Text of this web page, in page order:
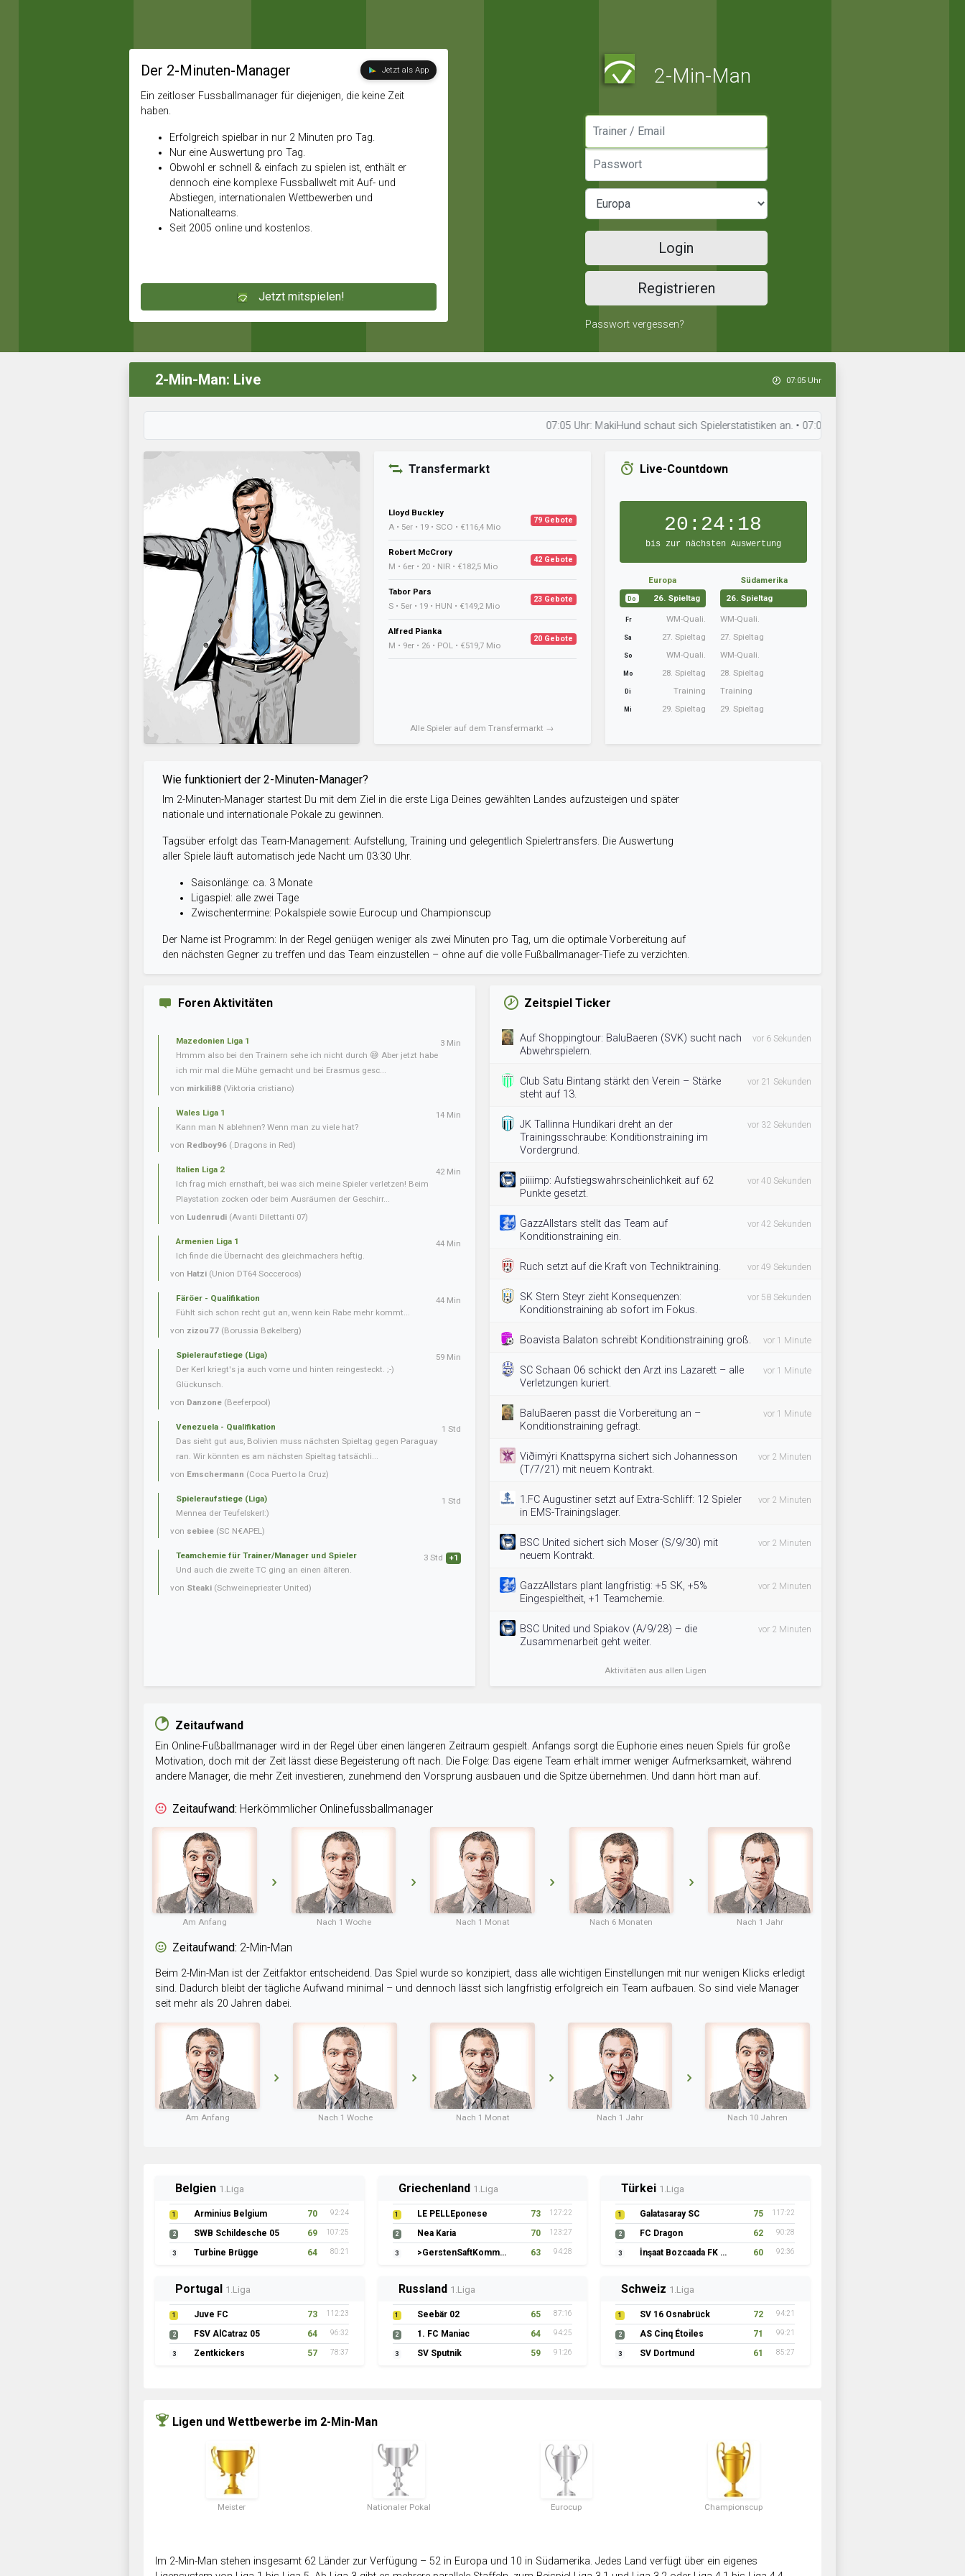
Der 2-Minuten-Manager Jetzt als App
Ein zeitloser Fussballmanager für diejenigen, die keine Zeit
haben.
Erfolgreich spielbar in nur 2 Minuten pro Tag.
Nur eine Auswertung pro Tag.
Obwohl er schnell & einfach zu spielen ist, enthält er
dennoch eine komplexe Fussballwelt mit Auf- und
Abstiegen, internationalen Wettbewerben und
Nationalteams.
Seit 2005 online und kostenlos.
Jetzt mitspielen!
2-Min-Man
Login
Registrieren
Passwort vergessen?
2-Min-Man: Live 07:05 Uhr
07:05 Uhr: MakiHund schaut sich Spielerstatistiken an. • 07:05 Uhr: Samba Kickers hat die
Transfermarkt
Lloyd Buckley
A • 5er • 19 • SCO • €116,4 Mio
79 Gebote
Robert McCrory
M • 6er • 20 • NIR • €182,5 Mio
42 Gebote
Tabor Pars
S • 5er • 19 • HUN • €149,2 Mio
23 Gebote
Alfred Pianka
M • 9er • 26 • POL • €519,7 Mio
20 Gebote
Alle Spieler auf dem Transfermarkt →
Live-Countdown
20:24:17
bis zur nächsten Auswertung
Europa
Do 26. Spieltag
Fr WM-Quali.
Sa 27. Spieltag
So WM-Quali.
Mo 28. Spieltag
Di Training
Mi 29. Spieltag
Südamerika
26. Spieltag
WM-Quali.
27. Spieltag
WM-Quali.
28. Spieltag
Training
29. Spieltag
Wie funktioniert der 2-Minuten-Manager?
Im 2-Minuten-Manager startest Du mit dem Ziel in die erste Liga Deines gewählten Landes aufzusteigen und später
nationale und internationale Pokale zu gewinnen.
Tagsüber erfolgt das Team-Management: Aufstellung, Training und gelegentlich Spielertransfers. Die Auswertung
aller Spiele läuft automatisch jede Nacht um 03:30 Uhr.
Saisonlänge: ca. 3 Monate
Ligaspiel: alle zwei Tage
Zwischentermine: Pokalspiele sowie Eurocup und Championscup
Der Name ist Programm: In der Regel genügen weniger als zwei Minuten pro Tag, um die optimale Vorbereitung auf
den nächsten Gegner zu treffen und das Team einzustellen – ohne auf die volle Fußballmanager-Tiefe zu verzichten.
Foren Aktivitäten
Mazedonien Liga 1
Hmmm also bei den Trainern sehe ich nicht durch 😅 Aber jetzt habe
ich mir mal die Mühe gemacht und bei Erasmus gesc...
von mirkili88 (Viktoria cristiano)
3 Min
Wales Liga 1
Kann man N ablehnen? Wenn man zu viele hat?
von Redboy96 (.Dragons in Red)
14 Min
Italien Liga 2
Ich frag mich ernsthaft, bei was sich meine Spieler verletzen! Beim
Playstation zocken oder beim Ausräumen der Geschirr...
von Ludenrudi (Avanti Dilettanti 07)
42 Min
Armenien Liga 1
Ich finde die Übernacht des gleichmachers heftig.
von Hatzi (Union DT64 Socceroos)
44 Min
Färöer - Qualifikation
Fühlt sich schon recht gut an, wenn kein Rabe mehr kommt...
von zizou77 (Borussia Bøkelberg)
44 Min
Spieleraufstiege (Liga)
Der Kerl kriegt's ja auch vorne und hinten reingesteckt. ;-)
Glückunsch.
von Danzone (Beeferpool)
59 Min
Venezuela - Qualifikation
Das sieht gut aus, Bolivien muss nächsten Spieltag gegen Paraguay
ran. Wir könnten es am nächsten Spieltag tatsächli...
von Emschermann (Coca Puerto la Cruz)
1 Std
Spieleraufstiege (Liga)
Mennea der Teufelskerl:)
von sebiee (SC N€APEL)
1 Std
Teamchemie für Trainer/Manager und Spieler
Und auch die zweite TC ging an einen älteren.
von Steaki (Schweinepriester United)
3 Std +1
Zeitspiel Ticker
Auf Shoppingtour: BaluBaeren (SVK) sucht nach
Abwehrspielern.
vor 6 Sekunden
Club Satu Bintang stärkt den Verein – Stärke
steht auf 13.
vor 21 Sekunden
JK Tallinna Hundikari dreht an der
Trainingsschraube: Konditionstraining im
Vordergrund.
vor 32 Sekunden
piiiimp: Aufstiegswahrscheinlichkeit auf 62
Punkte gesetzt.
vor 40 Sekunden
GazzAllstars stellt das Team auf
Konditionstraining ein.
vor 42 Sekunden
Ruch setzt auf die Kraft von Techniktraining. vor 49 Sekunden
SK Stern Steyr zieht Konsequenzen:
Konditionstraining ab sofort im Fokus.
vor 58 Sekunden
Boavista Balaton schreibt Konditionstraining groß. vor 1 Minute
SC Schaan 06 schickt den Arzt ins Lazarett – alle
Verletzungen kuriert.
vor 1 Minute
BaluBaeren passt die Vorbereitung an –
Konditionstraining gefragt.
vor 1 Minute
Viðimýri Knattspyrna sichert sich Johannesson
(T/7/21) mit neuem Kontrakt.
vor 2 Minuten
1.FC Augustiner setzt auf Extra-Schliff: 12 Spieler
in EMS-Trainingslager.
vor 2 Minuten
BSC United sichert sich Moser (S/9/30) mit
neuem Kontrakt.
vor 2 Minuten
GazzAllstars plant langfristig: +5 SK, +5%
Eingespieltheit, +1 Teamchemie.
vor 2 Minuten
BSC United und Spiakov (A/9/28) – die
Zusammenarbeit geht weiter.
vor 2 Minuten
Aktivitäten aus allen Ligen
Zeitaufwand
Ein Online-Fußballmanager wird in der Regel über einen längeren Zeitraum gespielt. Anfangs sorgt die Euphorie eines neuen Spiels für große
Motivation, doch mit der Zeit lässt diese Begeisterung oft nach. Die Folge: Das eigene Team erhält immer weniger Aufmerksamkeit, während
andere Manager, die mehr Zeit investieren, zunehmend den Vorsprung ausbauen und die Spitze übernehmen. Und dann hört man auf.
Zeitaufwand: Herkömmlicher Onlinefussballmanager
Am Anfang Nach 1 Woche Nach 1 Monat Nach 6 Monaten Nach 1 Jahr
Zeitaufwand: 2-Min-Man
Beim 2-Min-Man ist der Zeitfaktor entscheidend. Das Spiel wurde so konzipiert, dass alle wichtigen Einstellungen mit nur wenigen Klicks erledigt
sind. Dadurch bleibt der tägliche Aufwand minimal – und dennoch lässt sich langfristig erfolgreich ein Team aufbauen. So sind viele Manager
seit mehr als 20 Jahren dabei.
Am Anfang Nach 1 Woche Nach 1 Monat Nach 1 Jahr Nach 10 Jahren
Belgien 1.Liga
1 Arminius Belgium 70 92:24
2 SWB Schildesche 05 69 107:25
3 Turbine Brügge 64 80:21
Griechenland 1.Liga
1 LE PELLEponese 73 127:22
2 Nea Karia 70 123:27
3 >GerstenSaftKommando 63 94:28
Türkei 1.Liga
1 Galatasaray SC 75 117:22
2 FC Dragon 62 90:28
3 İnşaat Bozcaada FK 1957 60 92:36
Portugal 1.Liga
1 Juve FC 73 112:23
2 FSV AlCatraz 05 64 96:32
3 Zentkickers 57 78:37
Russland 1.Liga
1 Seebär 02 65 87:16
2 1. FC Maniac 64 94:25
3 SV Sputnik 59 91:26
Schweiz 1.Liga
1 SV 16 Osnabrück 72 94:21
2 AS Cinq Étoiles 71 99:21
3 SV Dortmund 61 85:27
Ligen und Wettbewerbe im 2-Min-Man
Meister Nationaler Pokal Eurocup Championscup
Im 2-Min-Man stehen insgesamt 62 Länder zur Verfügung – 52 in Europa und 10 in Südamerika. Jedes Land verfügt über ein eigenes